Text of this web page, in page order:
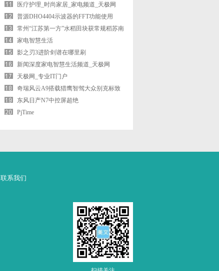
了！
医疗护理_时尚家居_家电频道_天极网
普源DHO4404示波器的FFT功能使用
常州“江苏第一方”水稻田块获常规稻苏南
第
家电智慧生活
影之刃3进阶剑谱在哪里刷
新闻深度家电智慧生活频道_天极网
天极网_专业IT门户
奇瑞风云A9搭载猎鹰智驾大众别克标致
宾利
东风日产N7中控屏超绝
PjTime
联系我们